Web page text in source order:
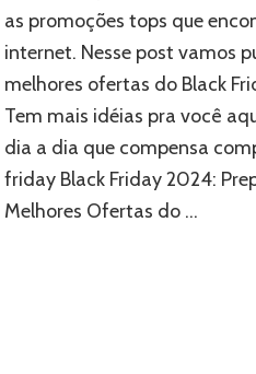
as promoções tops que
internet. Nesse post vamos
melhores ofertas do Black
Tem mais idéias pra você
dia a dia que compensa
friday Black Friday 2024:
Melhores Ofertas do …